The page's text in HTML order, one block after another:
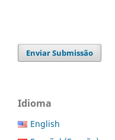
Enviar Submissão
Idioma
English